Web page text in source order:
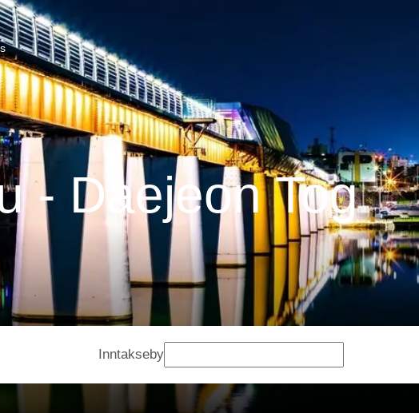
- Daejeon Tog
Inntakseby